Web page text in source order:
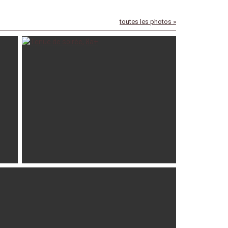
toutes les photos »